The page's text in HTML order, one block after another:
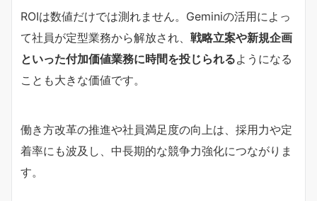
ROIは数値だけでは測れません。Geminiの活用によっ
て社員が定型業務から解放され、 戦略立案や新規企画
といった付加価値業務に時間を投じられるようになる
ことも大きな価値です。
働き方改革の推進や社員満足度の向上は、採用力や定
着率にも波及し、中長期的な競争力強化につながりま
す。